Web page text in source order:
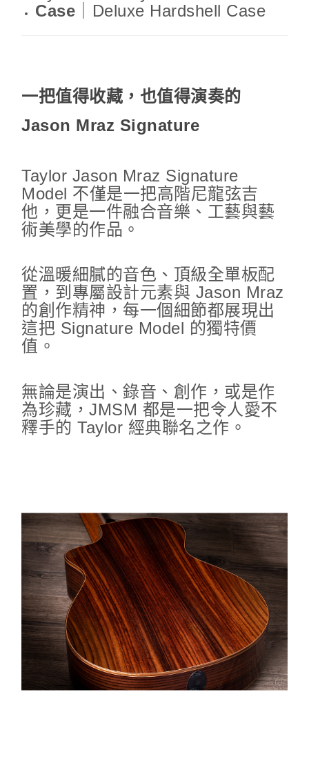
Case ｜Deluxe Hardshell Case
一把值得收藏，也值得演奏的
Jason Mraz Signature
Taylor Jason Mraz Signature
Model 不僅是一把高階尼龍弦吉
他，更是一件融合音樂、工藝與藝
術美學的作品。
從溫暖細膩的音色、頂級全單板配
置，到專屬設計元素與 Jason Mraz
的創作精神，每一個細節都展現出
這把 Signature Model 的獨特價
值。
無論是演出、錄音、創作，或是作
為珍藏，JMSM 都是一把令人愛不
釋手的 Taylor 經典聯名之作。